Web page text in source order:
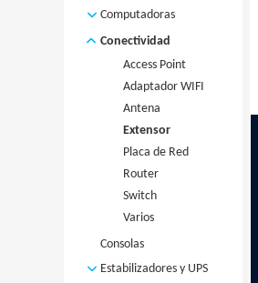
Pendrive
Discos
Disco Rigido
Disco SSD
Fuentes
Gabinetes
Memorias Ram
DDR5
Motherboards
AMD
Placas de Video
Refrigeracion
Watercooler
Computadoras
Computadoras
Armadas
Computadoras
Armadas Con
Monitor
Mini PC
Powered by MSI
Conectividad
Access Point
Adaptador WIFI
Antena
Extensor
Placa de Red
Router
Switch
Varios
Consolas
Estabilizadores y UPS